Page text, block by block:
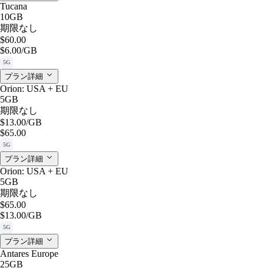
Tucana
10GB
期限なし
$60.00
$6.00/GB
5G
プラン詳細
Orion: USA + EU
5GB
期限なし
$13.00/GB
$65.00
5G
プラン詳細
Orion: USA + EU
5GB
期限なし
$65.00
$13.00/GB
5G
プラン詳細
Antares Europe
25GB